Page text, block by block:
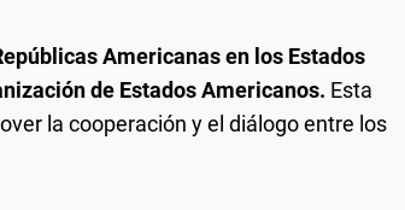
Americanas en los Estados
de Estados Americanos. Esta
la cooperación y el diálogo entre los